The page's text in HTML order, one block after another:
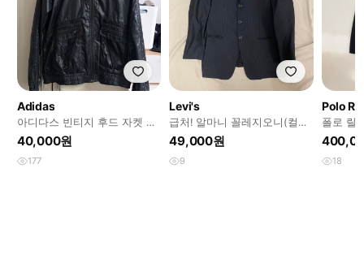
Adidas
아디다스 빈티지 후드 자켓 집
업 95 희귀
40,000원
177
Levi's
급처! 알마니 꼴레지오니(컬렉
션) 블레이져
49,000원
9
Polo
폴로 랄
틸리티
자켓
18